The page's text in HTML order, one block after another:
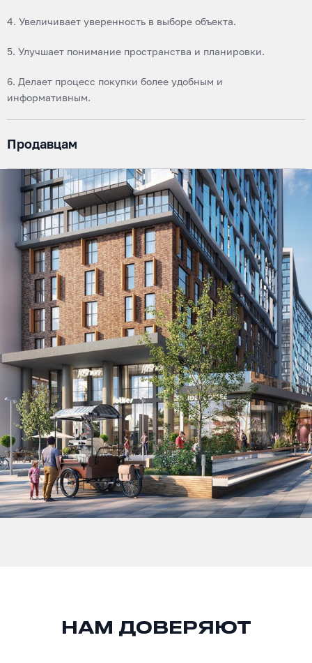
4. Увеличивает уверенность в выборе объекта.
5. Улучшает понимание пространства и планировки.
6. Делает процесс покупки более удобным и
информативным.
Продавцам
НАМ ДОВЕРЯЮТ